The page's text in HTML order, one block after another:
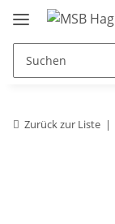
Zurück zur Liste